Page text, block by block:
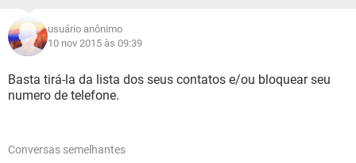
usuário anônimo
10 nov 2015 às 09:39
Basta tirá-la da lista dos seus contatos e/ou bloquear seu
numero de telefone.
Conversas semelhantes